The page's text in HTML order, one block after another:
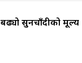
बढ्यो सुनचाँदीको मूल्य